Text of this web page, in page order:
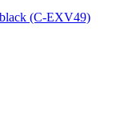
(C-EXV49)